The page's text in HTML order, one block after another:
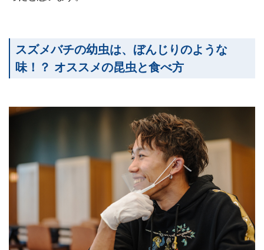
スズメバチの幼虫は、ぼんじりのような
味！？ オススメの昆虫と食べ方